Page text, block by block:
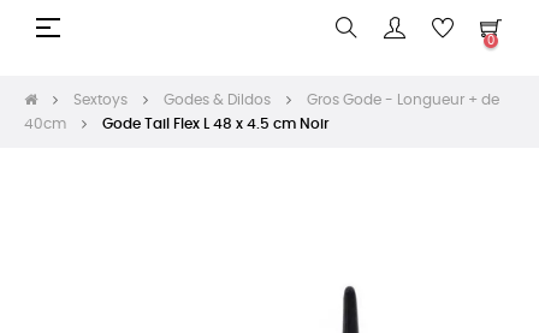
Basculer
☰
0
Sextoys Godes & Dildos
Gros Gode - Longueur + de
40cm
Gode Tail Flex L 48 x 4.5 cm Noir